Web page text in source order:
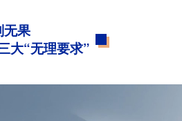
无果
大“无理要求”